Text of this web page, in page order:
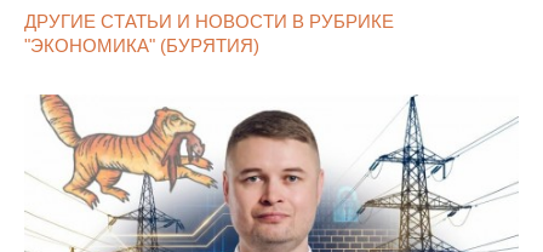
ДРУГИЕ СТАТЬИ И НОВОСТИ В РУБРИКЕ
"ЭКОНОМИКА" (БУРЯТИЯ)